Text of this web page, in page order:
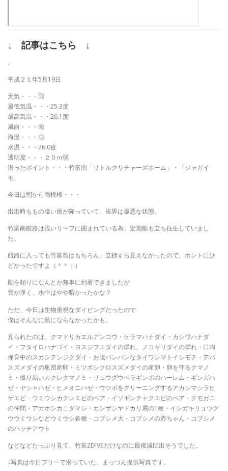
↓ 記事はこちら ↓
.
平成２１年5月19日
天気・・・雨
最低気温・・・25.3度
最高気温・・・26.1度
風向・・・南
海況・・・◎
水温・・・26.0度
透明度・・・２０ｍ弱
潜ったポイント・・・竹富南「リトルクリチャーズホーム」・「ジャガイ
モ」
今日は朝から雨模様・・・
出港時ももの凄い雨が降っていて、視界は最悪な状態。
竹富南航路は浅いリーフに囲まれている為、定期船も立ち往生していまし
た。
航路に入っても竹富島はもちろん、立標すら見えなかったので、ホントにひ
どかったですよ（＾＾；）
勘を頼りになんとか無事に到着できましたが
雲が厚く、水中はやや暗かったかな？
ただ、今日は生物重視なダイビングだったので
僕はそんなに気にならなかったかも。
見られたのは、クマドリカエルアンコウ・ケラマハナダイ・カシワハナダ
イ・フタイロハナゴイ・ヨスジフエダイの群れ。ノコギリダイの群れ・口内
保育中のスカシテンジクダイ・お腹パンパンなタイワンマトイシモチ・デバ
スズメダイの集団産卵・ミツボシクロスズメダイの産卵・卵を守るクマノ
ミ・撮り易いカクレクマノミ・リュウグウベラギンポのハーレム・ギンガハ
ゼ・ヤシャハゼ・ヒメオニハゼ・ウツボをクリーニングするアカシマシラヒ
ゲエビ・ウミウシカクレエビのペア・イソギンチャクエビのペア・クモガニ
の仲間・アカホシカニダマシ・カンザシヤドカリ属の1種・イシガキリュウグ
ウウミウシなどウミウシ各種・コブシメ大・コブシメの赤ちゃん・コブシメ
のハッチアウト
などなどたっぷり見て、竹富2DIVEだけなのに最後減圧出そうでした。
↓写真は今日フリーで潜っていた、まっつん提供写真です。